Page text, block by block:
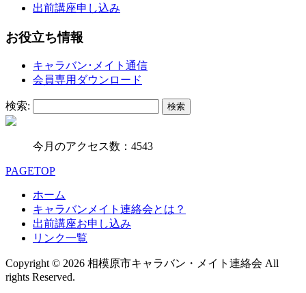
出前講座申し込み
お役立ち情報
キャラバン･メイト通信
会員専用ダウンロード
検索:
今月のアクセス数：4543
PAGETOP
ホーム
キャラバンメイト連絡会とは？
出前講座お申し込み
リンク一覧
Copyright © 2026 相模原市キャラバン・メイト連絡会 All
rights Reserved.